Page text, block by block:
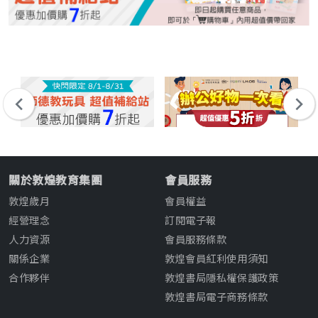
關於敦煌教育集團
敦煌歲月
經營理念
人力資源
關係企業
合作夥伴
會員服務
會員權益
訂閱電子報
會員服務條款
敦煌會員紅利使用須知
敦煌書局隱私權保護政策
敦煌書局電子商務條款